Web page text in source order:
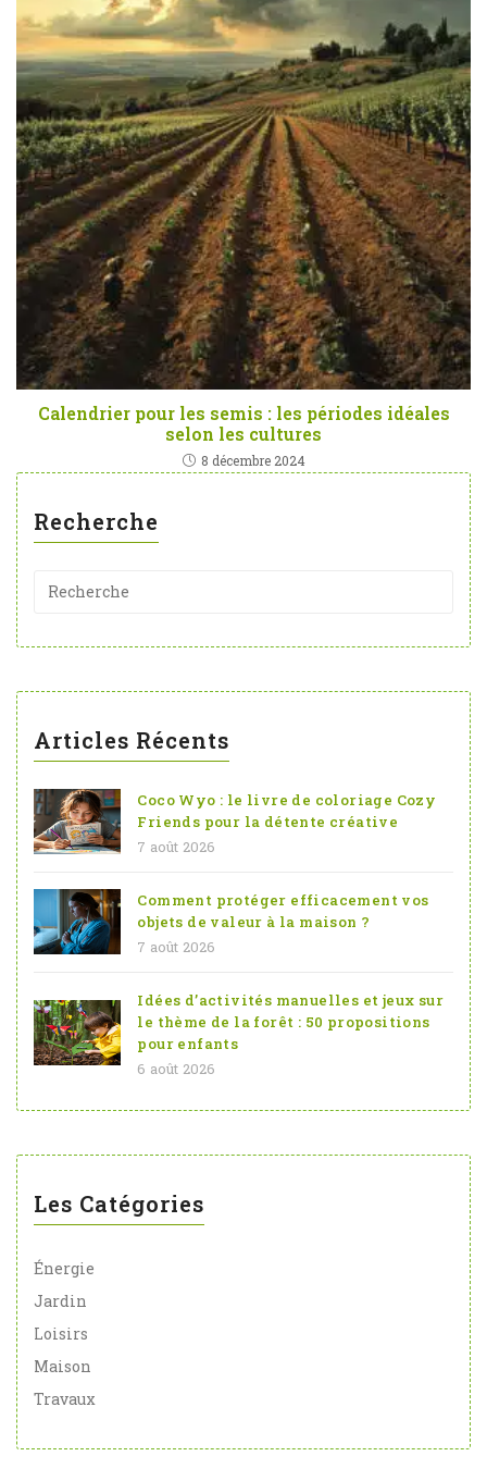
Calendrier pour les semis : les périodes idéales
selon les cultures
8 décembre 2024
Recherche
Articles Récents
Coco Wyo : le livre de coloriage Cozy
Friends pour la détente créative
7 août 2026
Comment protéger efficacement vos
objets de valeur à la maison ?
7 août 2026
Idées d’activités manuelles et jeux sur
le thème de la forêt : 50 propositions
pour enfants
6 août 2026
Les Catégories
Énergie
Jardin
Loisirs
Maison
Travaux